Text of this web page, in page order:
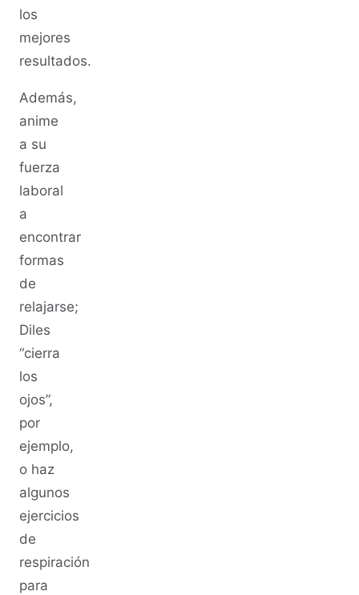
los
mejores
resultados.
Además,
anime
a su
fuerza
laboral
a
encontrar
formas
de
relajarse;
Diles
“cierra
los
ojos”,
por
ejemplo,
o haz
algunos
ejercicios
de
respiración
para